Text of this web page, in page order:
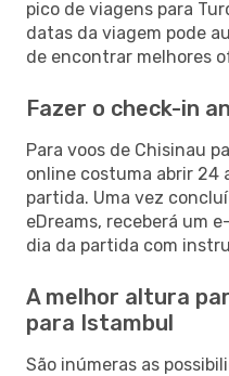
pico de viagens para
datas da viagem pode
de encontrar melhores
Fazer o check-in
Para voos de Chisinau
online costuma abrir 24
partida. Uma vez
eDreams, receberá um
dia da partida com
A melhor altura
para Istambul
São inúmeras as